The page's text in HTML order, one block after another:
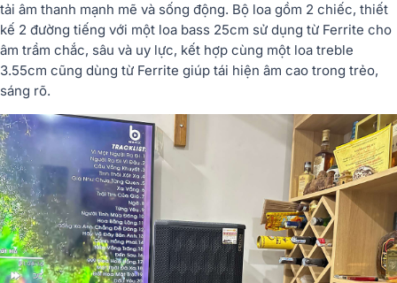
tải âm thanh mạnh mẽ và sống động. Bộ loa gồm 2 chiếc, thiết
kế 2 đường tiếng với một loa bass 25cm sử dụng từ Ferrite cho
âm trầm chắc, sâu và uy lực, kết hợp cùng một loa treble
3.55cm cũng dùng từ Ferrite giúp tái hiện âm cao trong trẻo,
sáng rõ.